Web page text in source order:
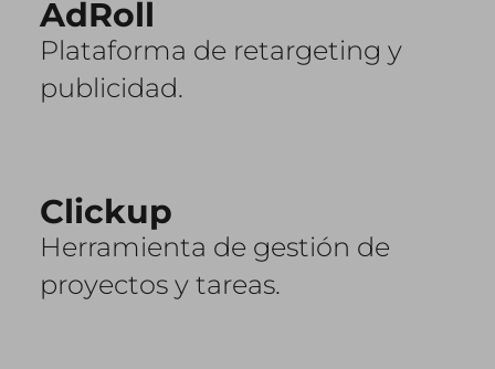
AdRoll
Plataforma de retargeting y
publicidad.
Clickup
Herramienta de gestión de
proyectos y tareas.